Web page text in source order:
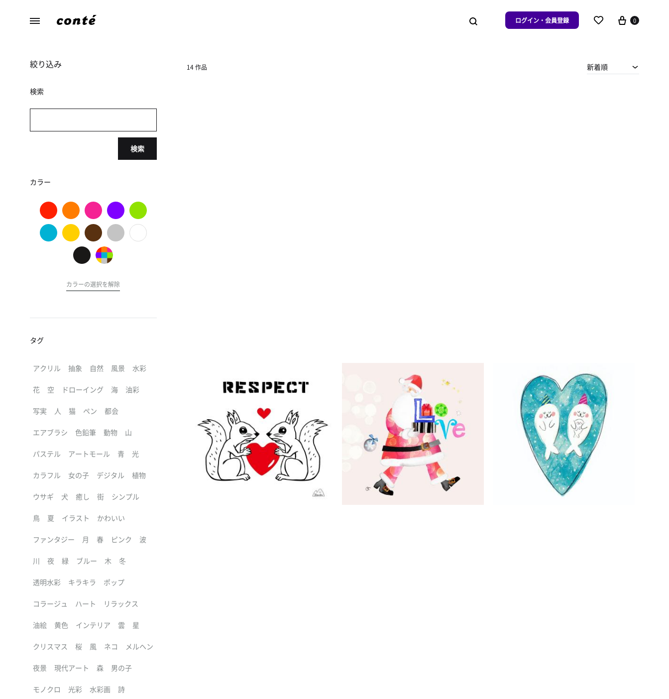
ら
た
の
ログイン・会員登録 0
14 作品 新着順
絞り込み
検索
検索
カラー
カラーの選択を解除
タグ
アクリル 抽象 自然 風景 水彩
花 空 ドローイング 海 油彩
写実 人 猫 ペン 都会
エアブラシ 色鉛筆 動物 山
パステル アートモール 青 光
カラフル 女の子 デジタル 植物
ウサギ 犬 癒し 街 シンプル
鳥 夏 イラスト かわいい
ファンタジー 月 春 ピンク 波
川 夜 緑 ブルー 木 冬
透明水彩 キラキラ ポップ
コラージュ ハート リラックス
油絵 黄色 インテリア 雲 星
クリスマス 桜 風 ネコ メルヘン
夜景 現代アート 森 男の子
モノクロ 光彩 水彩画 詩